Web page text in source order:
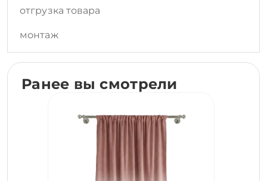
отгрузка товара
монтаж
Ранее вы смотрели